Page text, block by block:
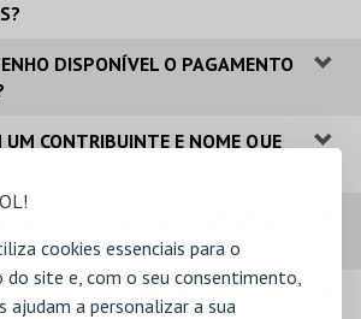
cookies essenciais para o
site e, com o seu consentimento,
ajudam a personalizar a sua
DISPONÍVEL O PAGAMENTO
CONTRIBUINTE E NOME QUE
BILHETES PARA VÁRIOS